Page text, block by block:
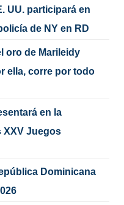
UU. participará en
de NY en RD
oro de Marileidy
ella, corre por todo
en la
XXV Juegos
Dominicana